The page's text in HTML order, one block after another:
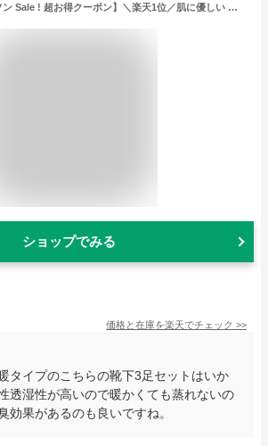
超極暖【マラソン Sale ! 超お得クーポン】＼楽天1位／肌に優しい 靴下 発熱靴下 メンズ ソックス 色選べる 冬 厚手 38℃恒温 極厚裏パイル ウール素材 360°蓄熱 ウールソックス 防寒 保温 消臭 耐久性 伸縮性 室内 アウトドア キャンプ 24-28 3足セット 男女兼用
ショップでみる
価格と在庫を楽天でチェック >>
タイプのこちらの靴下3足セットはいか
透湿性が高いので暖かくても蒸れないの
効果があるのも良いですね。